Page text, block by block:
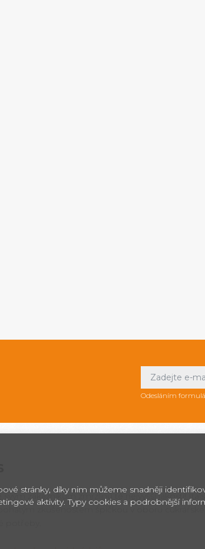
Odesláním
svým zákazníkům zmrzlinu té nejvyšší jakosti!
bohatým zkušenostem špičkou v oboru
stránky, díky nim můžeme snadněji
aktivity. Typy cookies a podrobnější